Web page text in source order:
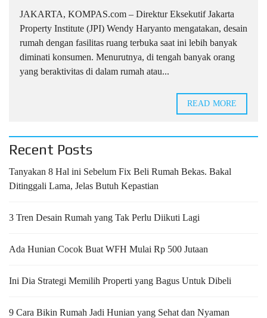
JAKARTA, KOMPAS.com – Direktur Eksekutif Jakarta
Property Institute (JPI) Wendy Haryanto mengatakan, desain
rumah dengan fasilitas ruang terbuka saat ini lebih banyak
diminati konsumen. Menurutnya, di tengah banyak orang
yang beraktivitas di dalam rumah atau...
READ MORE
Recent Posts
Tanyakan 8 Hal ini Sebelum Fix Beli Rumah Bekas. Bakal
Ditinggali Lama, Jelas Butuh Kepastian
3 Tren Desain Rumah yang Tak Perlu Diikuti Lagi
Ada Hunian Cocok Buat WFH Mulai Rp 500 Jutaan
Ini Dia Strategi Memilih Properti yang Bagus Untuk Dibeli
9 Cara Bikin Rumah Jadi Hunian yang Sehat dan Nyaman